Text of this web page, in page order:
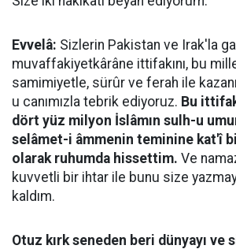
Evvelâ: Sizlerin Pakistan ve Irak'la
muvaffakiyetkârâne ittifakını, bu
samimiyetle, sürûr ve ferah ile
u canımızla tebrik ediyoruz. Bu
dört yüz milyon İslâmın sulh-u
selâmet-i âmmenin teminine kat'î
olarak ruhumda hissettim. Ve
kuvvetli bir ihtar ile bunu size
kaldım.
Otuz kırk seneden beri dünyayı ve